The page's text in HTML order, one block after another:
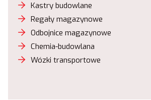
Kastry budowlane
Regały magazynowe
Odbojnice magazynowe
Chemia-budowlana
Wózki transportowe